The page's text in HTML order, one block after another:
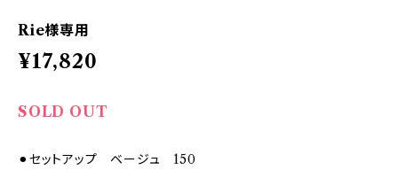
Rie様専用
¥17,820
SOLD OUT
⚫︎セットアップ ベージュ 150